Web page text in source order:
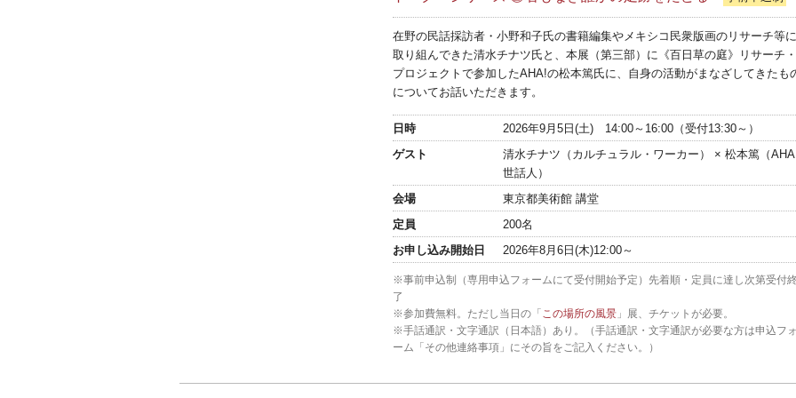
在野の民話採訪者・小野和子氏の書籍編集やメキシコ民衆版画のリサーチ等に
取り組んできた清水チナツ氏と、本展（第三部）に《百日草の庭》リサーチ・
プロジェクトで参加したAHA!の松本篤氏に、自身の活動がまなざしてきたも
についてお話いただきます。
日時
2026年9月5日(土) 14:00～16:00（受付13:30～）
ゲスト
清水チナツ（カルチュラル・ワーカー） × 松本篤（
世話人）
会場
東京都美術館 講堂
定員
200名
お申し込み開始日
2026年8月6日(木)12:00～
※事前申込制（専用申込フォームにて受付開始予定）先着順・定員に達し次第受付
了
※参加費無料。ただし当日の「 この場所の風景 」展、チケットが必要。
※手話通訳・文字通訳（日本語）あり。（手話通訳・文字通訳が必要な方は申込フ
ーム「その他連絡事項」にその旨をご記入ください。）